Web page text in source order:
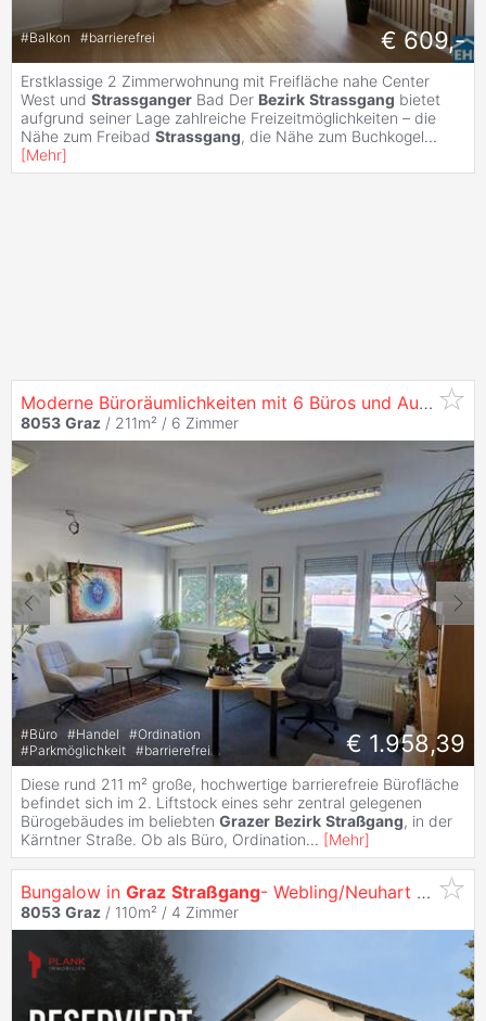
#Balkon #barrierefrei € 609,-
Erstklassige 2 Zimmerwohnung mit Freifläche nahe Center
West und Strassganger Bad Der Bezirk Strassgang bietet
aufgrund seiner Lage zahlreiche Freizeitmöglichkeiten – die
Nähe zum Freibad Strassgang, die Nähe zum Buchkogel...
[Mehr]
Moderne Büroräumlichkeiten mit 6 Büros und Ausreichend Kfz-Stellplätzen in Frequentierter Lage im
8053 Graz / 211m² / 6 Zimmer
#Büro #Handel #Ordination
#Parkmöglichkeit #barrierefrei € 1.958,39
Diese rund 211 m² große, hochwertige barrierefreie Bürofläche
befindet sich im 2. Liftstock eines sehr zentral gelegenen
Bürogebäudes im beliebten Grazer Bezirk Straßgang, in der
Kärntner Straße. Ob als Büro, Ordination... [Mehr]
Bungalow in Graz Straßgang- Webling/Neuhart – Nähe BRG Klusemann & LKH
8053 Graz / 110m² / 4 Zimmer